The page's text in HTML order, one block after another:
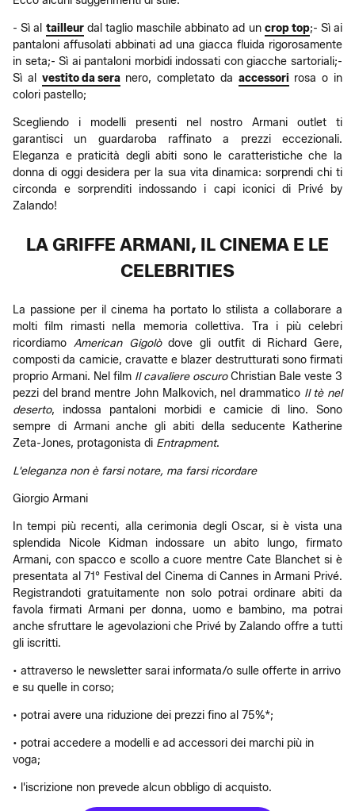
- Sì al tailleurdal taglio maschile abbinato ad un crop top;- Sì ai
pantaloni affusolati abbinati ad una giacca fluida rigorosamente
in seta;- Sì ai pantaloni morbidi indossati con giacche sartoriali;-
Sì al vestito da seranero, completato da accessori rosa o in
colori pastello;
Scegliendo i modelli presenti nel nostro Armani outlet ti
garantisci un guardaroba raffinato a prezzi eccezionali.
Eleganza e praticità degli abiti sono le caratteristiche che la
donna di oggi desidera per la sua vita dinamica: sorprendi chi ti
circonda e sorprenditi indossando i capi iconici di Privé by
Zalando!
LA GRIFFE ARMANI, IL CINEMA E LE
CELEBRITIES
La passione per il cinema ha portato lo stilista a collaborare a
molti film rimasti nella memoria collettiva. Tra i più celebri
ricordiamo American Gigolòdove gli outfit di Richard Gere,
composti da camicie, cravatte e blazer destrutturati sono firmati
proprio Armani. Nel film Il cavaliere oscuroChristian Bale veste 3
pezzi del brand mentre John Malkovich, nel drammatico Il tè nel
deserto, indossa pantaloni morbidi e camicie di lino. Sono
sempre di Armani anche gli abiti della seducente Katherine
Zeta-Jones, protagonista di Entrapment.
L'eleganza non è farsi notare, ma farsi ricordare
Giorgio Armani
In tempi più recenti, alla cerimonia degli Oscar, si è vista una
splendida Nicole Kidman indossare un abito lungo, firmato
Armani, con spacco e scollo a cuore mentre Cate Blanchet si è
presentata al 71° Festival del Cinema di Cannes in Armani Privé.
Registrandoti gratuitamente non solo potrai ordinare abiti da
favola firmati Armani per donna, uomo e bambino, ma potrai
anche sfruttare le agevolazioni che Privé by Zalando offre a tutti
gli iscritti.
• attraverso le newsletter sarai informata/o sulle offerte in arrivo
e su quelle in corso;
• potrai avere una riduzione dei prezzi fino al 75%*;
• potrai accedere a modelli e ad accessori dei marchi più in
voga;
• l'iscrizione non prevede alcun obbligo di acquisto.